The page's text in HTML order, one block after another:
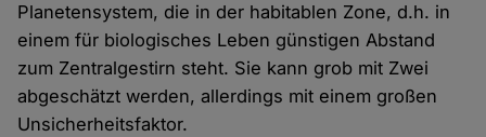
Planetensystem, die in der habitablen Zone, d.h. in
einem für biologisches Leben günstigen Abstand
zum Zentralgestirn steht. Sie kann grob mit Zwei
abgeschätzt werden, allerdings mit einem großen
Unsicherheitsfaktor.